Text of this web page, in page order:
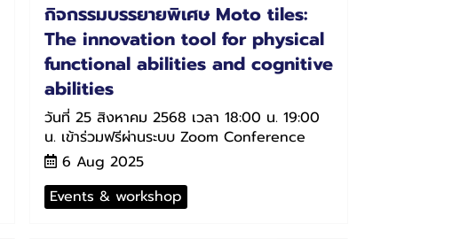
กิจกรรมบรรยายพิเศษ Moto tiles:
The innovation tool for physical
functional abilities and cognitive
abilities
วันที่ 25 สิงหาคม 2568 เวลา 18:00 น. 19:00
น. เข้าร่วมฟรีผ่านระบบ Zoom Conference
6 Aug 2025
Events & workshop